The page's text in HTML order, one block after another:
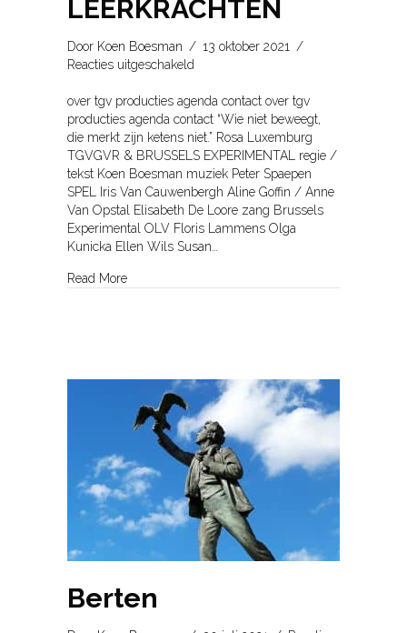
LEERKRACHTEN
Door Koen Boesman / 13 oktober 2021
/
Reacties uitgeschakeld
–
EXTRA
INFO
VOOR
LEERKRACHTEN
over tgv producties agenda contact over tgv
producties agenda contact “Wie niet beweegt,
die merkt zijn ketens niet.” Rosa Luxemburg
TGVGVR & BRUSSELS EXPERIMENTAL regie /
tekst Koen Boesman muziek Peter Spaepen
SPEL Iris Van Cauwenbergh Aline Goffin / Anne
Van Opstal Elisabeth De Loore zang Brussels
Experimental OLV Floris Lammens Olga
Kunicka Ellen Wils Susan…
Read Moreabout ,Rosa. – EXTRA INFO VOOR
Berten